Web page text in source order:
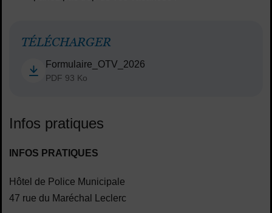
TÉLÉCHARGER
Formulaire_OTV_2026
PDF 93 Ko
Infos pratiques
INFOS PRATIQUES
Hôtel de Police Municipale
47 rue du Maréchal Leclerc